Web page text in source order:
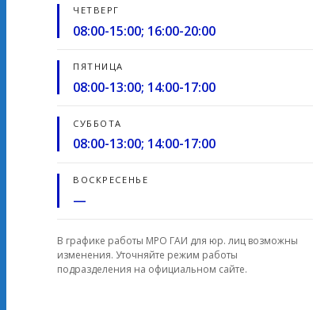
ЧЕТВЕРГ
08:00-15:00; 16:00-20:00
ПЯТНИЦА
08:00-13:00; 14:00-17:00
СУББОТА
08:00-13:00; 14:00-17:00
ВОСКРЕСЕНЬЕ
—
В графике работы МРО ГАИ для юр. лиц возможны
изменения. Уточняйте режим работы
подразделения на официальном сайте.